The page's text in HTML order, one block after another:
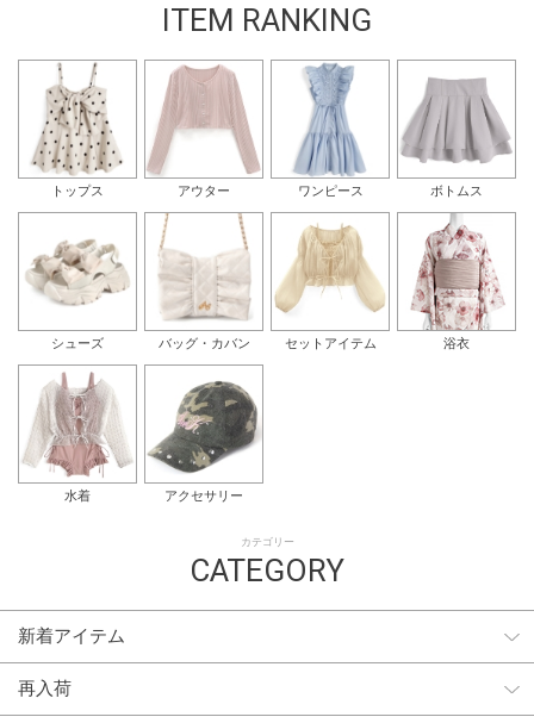
ITEM RANKING
トップス アウター ワンピース ボトムス
シューズ バッグ・カバン セットアイテム 浴衣
水着 アクセサリー
カテゴリー
CATEGORY
新着アイテム
再入荷